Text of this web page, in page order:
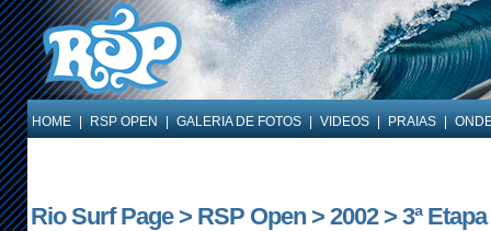
HOME RSP OPEN GALERIA DE FOTOS VIDEOS PRAIAS
Rio Surf Page > RSP Open > 2002 > 3ª